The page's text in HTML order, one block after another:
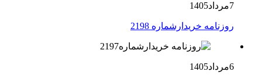
7مرداد1405
روزنامه خریدارشماره 2198
6مرداد1405